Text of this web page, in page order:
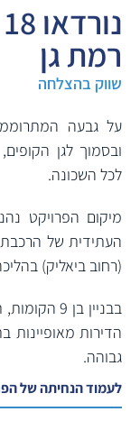
נורדאו 18
רמת גן
שווק בהצלחה
על גבעה
ובסמוך לגן
לכל השכונה.
מיקום הפרויקט
העתידית של
(רחוב ביאליק)
הדירות מאופיינות
גבוהה.
לעמוד הנחיתה של